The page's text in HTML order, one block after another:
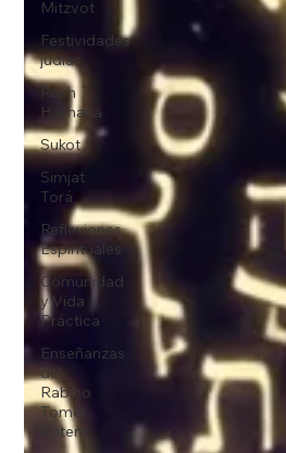
Mitzvot
Festividades
judías
Rosh
Hashaná
Sukot
Simjat
Torá
Reflexiones
Espirituales
Comunidad
y Vida
Práctica
Enseñanzas
del
Rabino
Tomer
Rotem